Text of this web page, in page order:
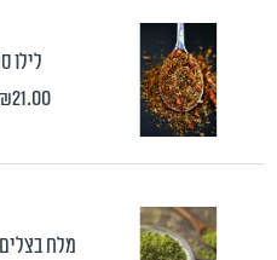
לילו
מלח